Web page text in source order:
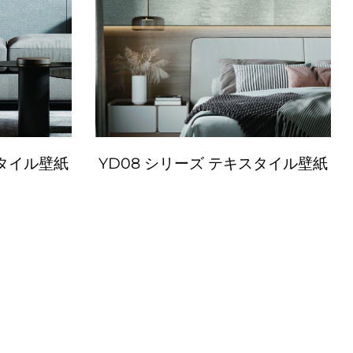
イル壁紙 YD08 シリーズ テキスタイル壁紙